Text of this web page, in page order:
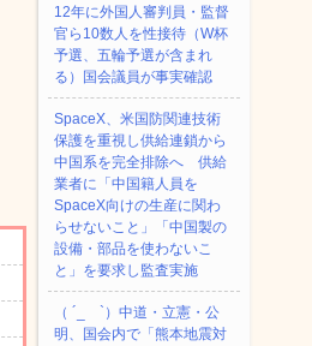
12年に外国人審判員・監督
官ら10数人を性接待（W杯
予選、五輪予選が含まれ
る）国会議員が事実確認
SpaceX、米国防関連技術
保護を重視し供給連鎖から
中国系を完全排除へ 供給
業者に「中国籍人員を
SpaceX向けの生産に関わ
らせないこと」「中国製の
設備・部品を使わないこ
と」を要求し監査実施
（ ´_ゝ`）中道・立憲・公
明、国会内で「熊本地震対